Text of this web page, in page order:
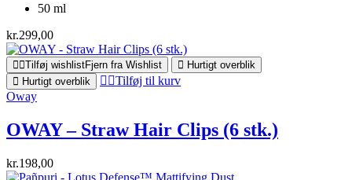
50 ml
kr.299,00
Tilføj wishlistFjern fra Wishlist
Hurtigt overblik
Hurtigt overblik
Tilføj til kurv
Oway
OWAY – Straw Hair Clips (6 stk.)
kr.198,00